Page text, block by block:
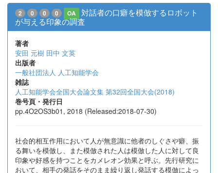
2 0 0 0 OA
対話者の口癖を模倣するロボット
が与える印象の調査
著者
安田 元樹 田中 文英
出版者
一般社団法人 人工知能学会
雑誌
人工知能学会全国大会論文集 第32回全国大会(2018)
巻号頁・発行日
pp.4O2OS3b01, 2018 (Released:2018-07-30)
社会的相互作用において人が無意識に他者のしぐさや癖、振
る舞いを模倣し、また模倣された人は模倣した人に対して良
印象や好感を持つことをカメレオン効果と呼ぶ。先行研究に
おいて、相手の発話をそのまま繰り返し発話する模倣によっ